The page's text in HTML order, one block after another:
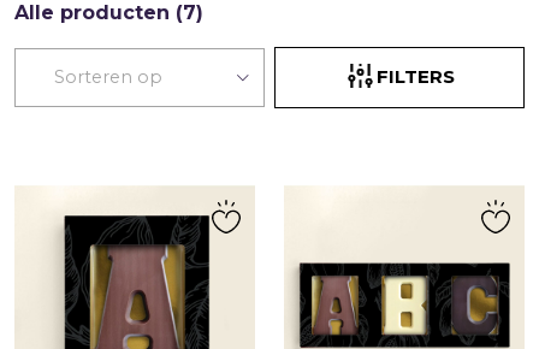
Alle producten (7)
FILTERS